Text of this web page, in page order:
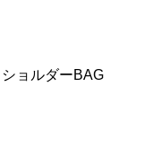
ョルダーBAG